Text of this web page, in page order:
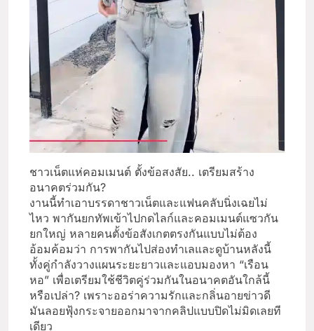
ชาวเน็ตแห่คอมเมนต์ ตั้งข้อสงสัย.. เตรียมสร้าง
อนาคตร่วมกัน?
งานนี้ทำเอาบรรดาชาวเน็ตและแฟนคลับนิ่งเฉยไม่
ไหว พากันยกทัพเข้าไปกดไลก์และคอมเมนต์แซวกัน
ยกใหญ่ หลายคนตั้งข้อสังเกตตรงกันแบบไม่ต้อง
อ้อมค้อมว่า การพากันไปส่องทำเลและดูบ้านหลังนี้
ทั้งคู่กำลังวางแผนระยะยาวและแอบมองหา “เรือน
หอ” เพื่อเตรียมใช้ชีวิตคู่ร่วมกันในอนาคตอันใกล้นี้
หรือเปล่า? เพราะออร่าความรักและกลิ่นอายข่าวดี
มันลอยฟุ้งกระจายออกมาจากคลิปแบบปิดไม่มิดเลยที
เดียว